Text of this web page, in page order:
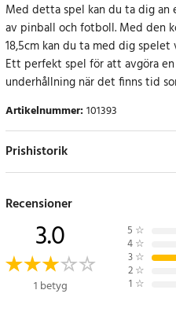
Med detta spel kan du ta dig an
av pinball och fotboll. Med den
18,5cm kan du ta med dig spelet
Ett perfekt spel för att avgöra
underhållning när det finns tid
Artikelnummer:101393
Prishistorik
Recensioner
3.0
1 betyg
5 ☆
4 ☆
3 ☆
2 ☆
1 ☆